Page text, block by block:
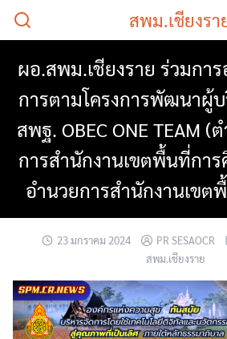
Skip
สพม.เชียงรา
ผอ.สพม.เชียงราย ร่วมกา
การตามโครงการพัฒนาผู้
สพฐ. OBEC ONE TEAM
การสำนักงานเขตพื้นที่กา
อำนวยการสำนักงานเขต
23 มกราคม 2024 PR SESAOCR
สพม.เชียงราย